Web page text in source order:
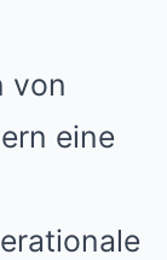
von
eine